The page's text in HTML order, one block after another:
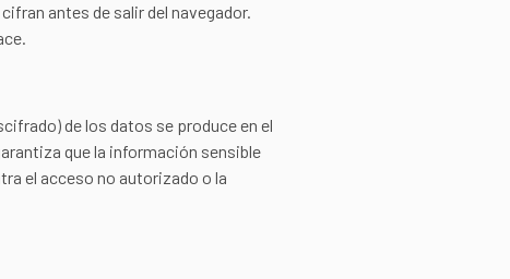
antes de salir del navegador.
de los datos se produce en el
que la información sensible
el acceso no autorizado o la